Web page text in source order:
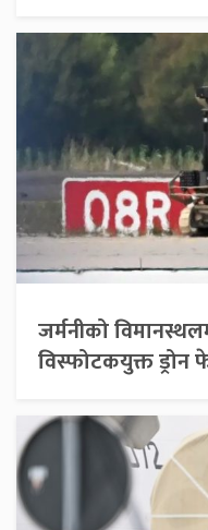
जर्मनीको
विस्फोटकयुक्त ड्रोन